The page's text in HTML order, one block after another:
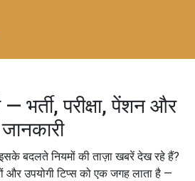
— भर्ती, परीक्षा, पेंशन और
बदलते नियमों की ताज़ा खबरें देख रहे हैं?
और उपयोगी टिप्स को एक जगह लाता है —